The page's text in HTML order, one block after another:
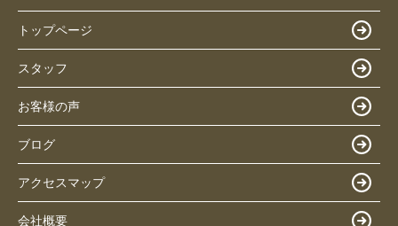
トップページ
スタッフ
お客様の声
ブログ
アクセスマップ
会社概要